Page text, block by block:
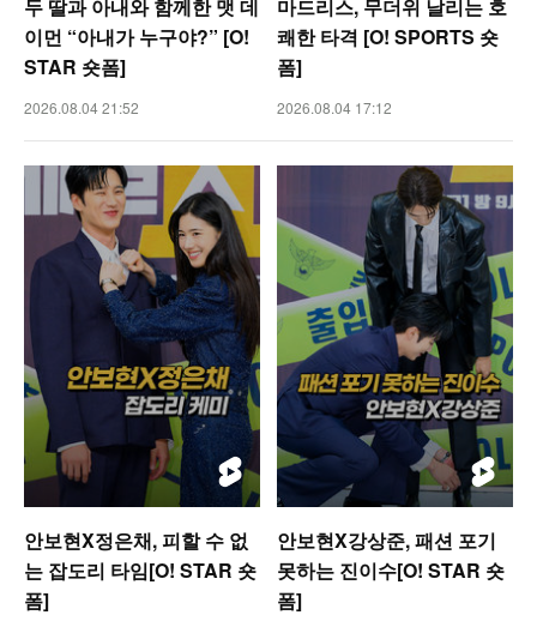
두 딸과 아내와 함께한 맷 데
이먼 “아내가 누구야?” [O!
STAR 숏폼]
2026.08.04 21:52
마드리스, 무더위 날리는 호
쾌한 타격 [O! SPORTS 숏
폼]
2026.08.04 17:12
안보현X정은채, 피할 수 없
는 잡도리 타임[O! STAR 숏
폼]
안보현X강상준, 패션 포기
못하는 진이수[O! STAR 숏
폼]